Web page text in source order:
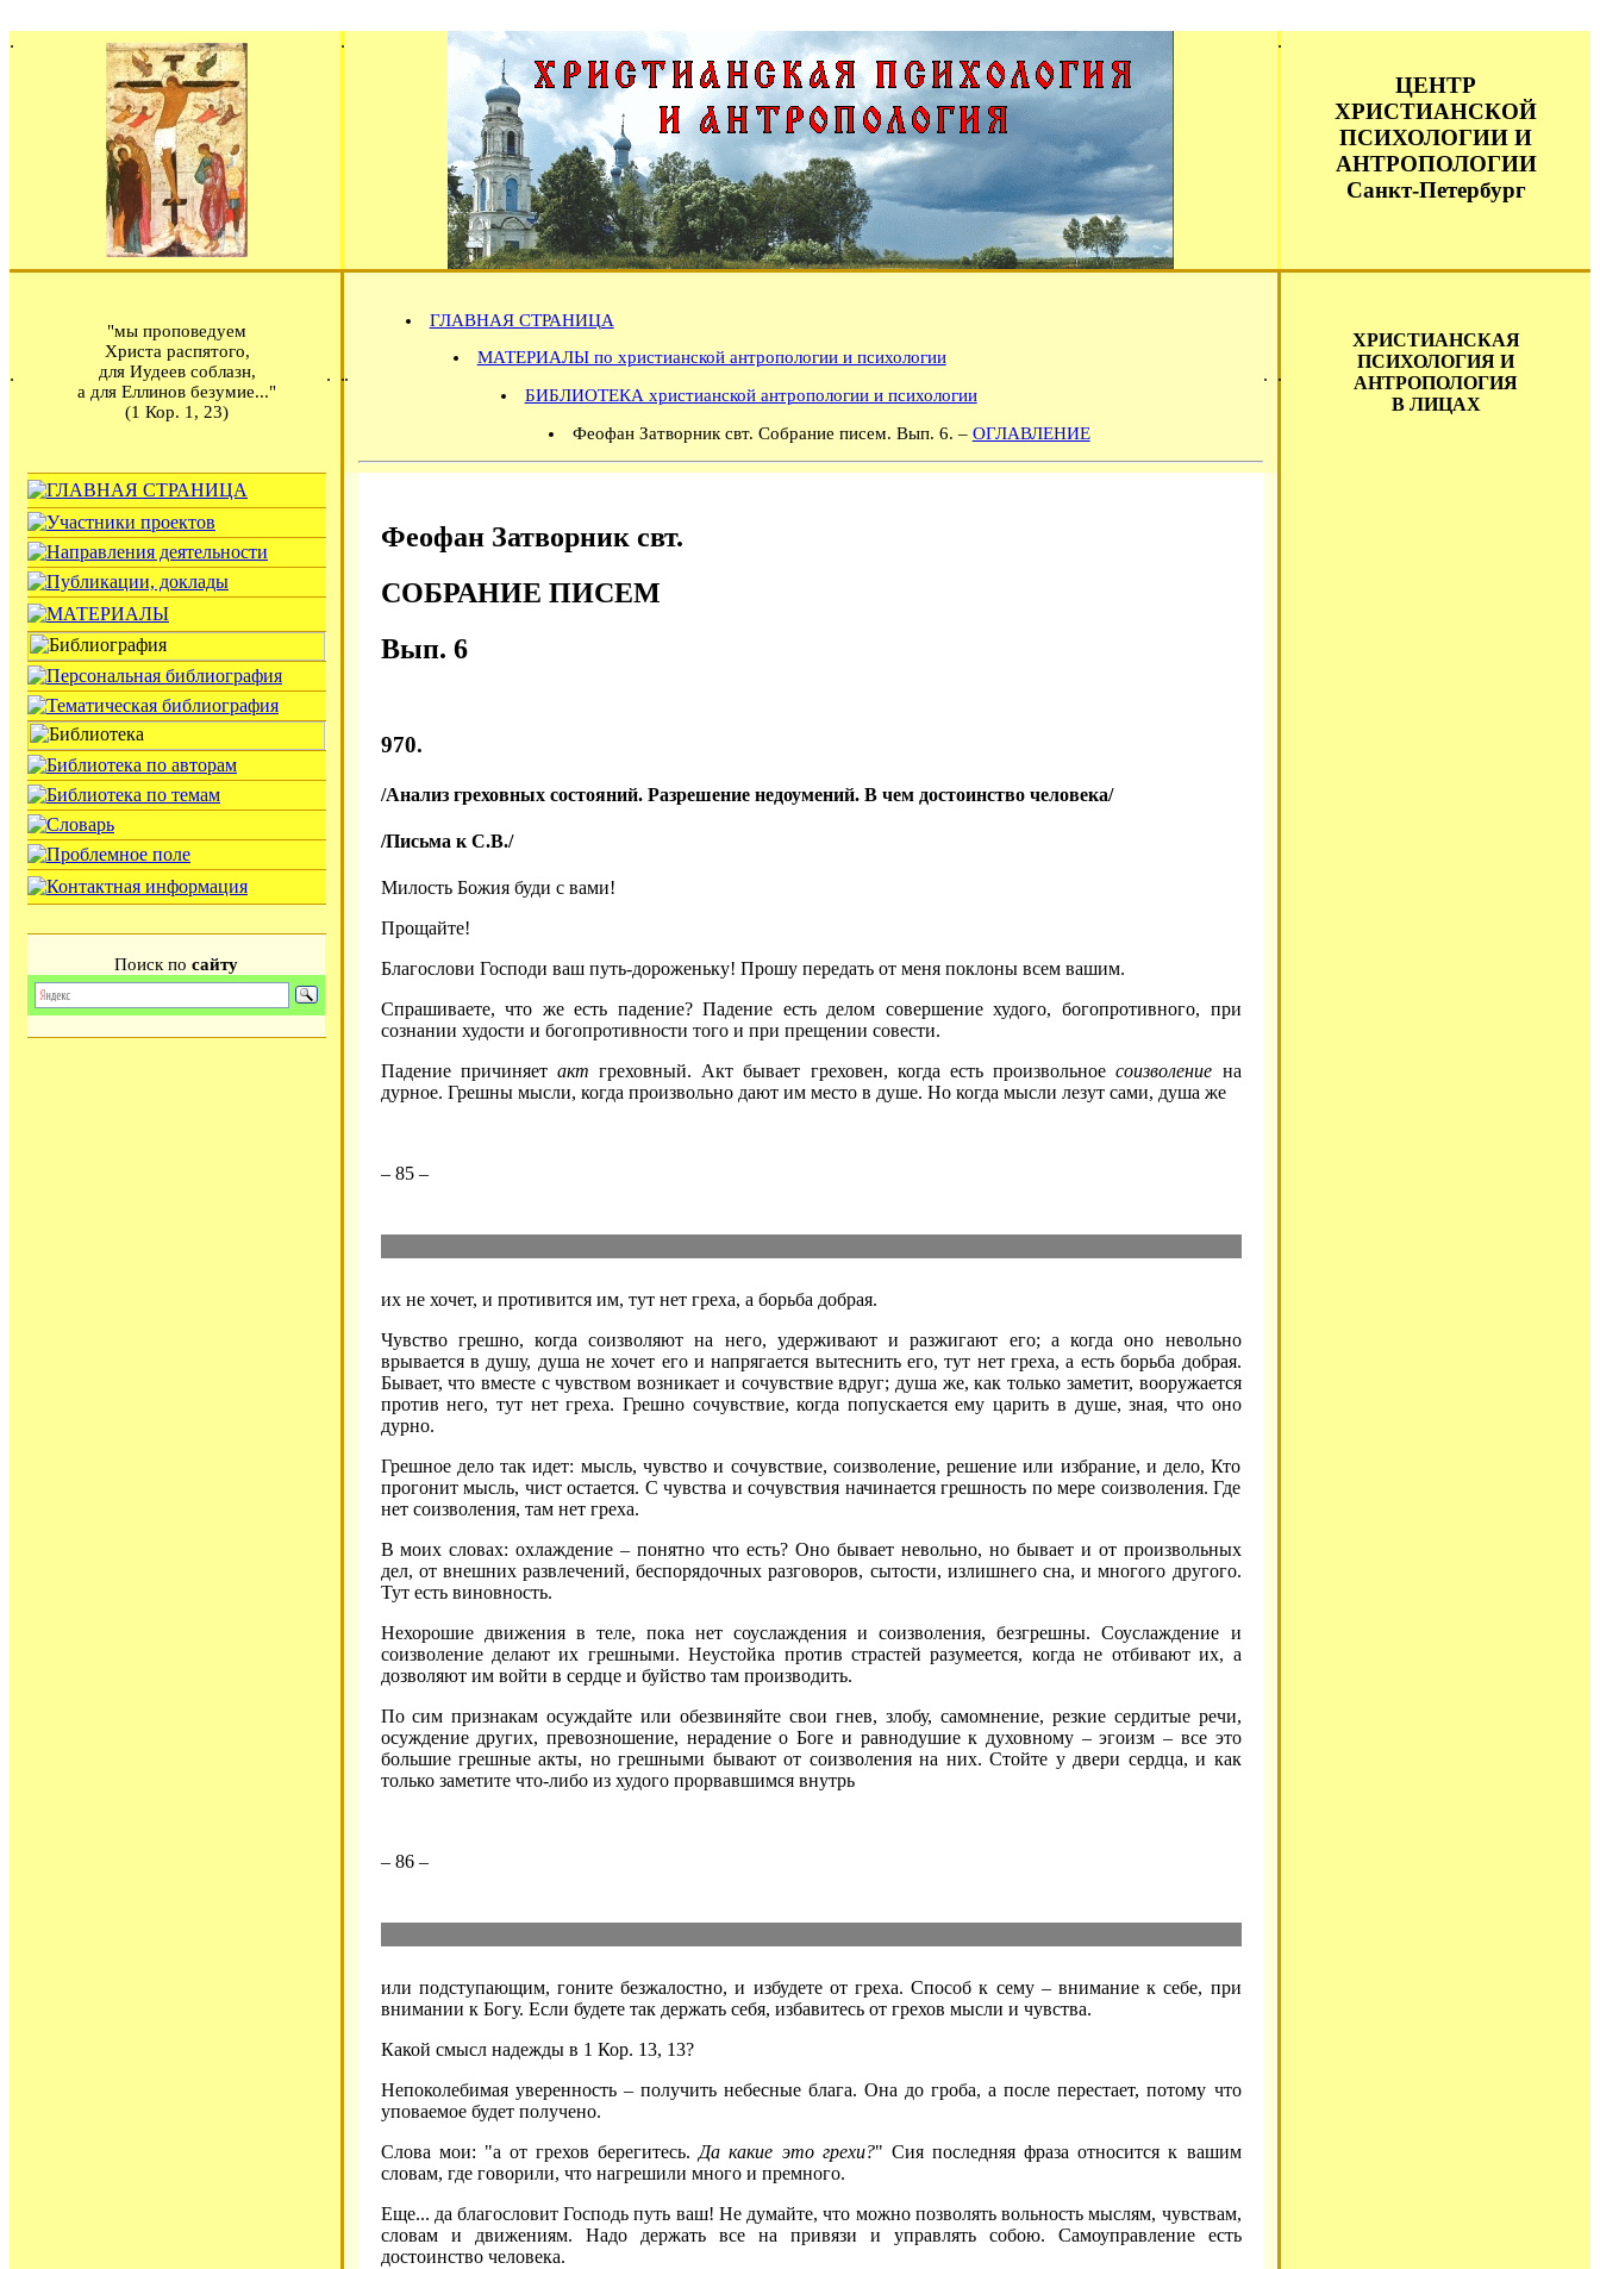
ЦЕНТР
ХРИСТИАНСКОЙ
ПСИХОЛОГИИ И
АНТРОПОЛОГИИ
Санкт-Петербург
"мы проповедуем
Христа распятого,
для Иудеев соблазн,
а для Еллинов безумие..."
(1 Кор. 1, 23)
ГЛАВНАЯ СТРАНИЦА
МАТЕРИАЛЫ по христианской антропологии и психологии
БИБЛИОТЕКА христианской антропологии и психологии
Феофан Затворник свт. Собрание писем. Вып. 6. – ОГЛАВЛЕНИЕ
ХРИСТИАНСКАЯ
ПСИХОЛОГИЯ И
АНТРОПОЛОГИЯ
В ЛИЦАХ
Поиск по сайту
Феофан Затворник свт.
СОБРАНИЕ ПИСЕМ
Вып. 6
970.
/Анализ греховных состояний. Разрешение недоумений. В чем достоинство человека/
/Письма к С.В./
Милость Божия буди с вами!
Прощайте!
Благослови Господи ваш путь-дороженьку! Прошу передать от меня поклоны всем вашим.
Спрашиваете, что же есть падение? Падение есть делом совершение худого, богопротивного, при
сознании худости и богопротивности того и при прещении совести.
Падение причиняет акт греховный. Акт бывает греховен, когда есть произвольноесоизволение на
дурное. Грешны мысли, когда произвольно дают им место в душе. Но когда мысли лезут сами, душа же
– 85 –
их не хочет, и противится им, тут нет греха, а борьба добрая.
Чувство грешно, когда соизволяют на него, удерживают и разжигают его; а когда оно невольно
врывается в душу, душа не хочет его и напрягается вытеснить его, тут нет греха, а есть борьба добрая.
Бывает, что вместе с чувством возникает и сочувствие вдруг; душа же, как только заметит, вооружается
против него, тут нет греха. Грешно сочувствие, когда попускается ему царить в душе, зная, что оно
дурно.
Грешное дело так идет: мысль, чувство и сочувствие, соизволение, решение или избрание, и дело, Кто
прогонит мысль, чист остается. С чувства и сочувствия начинается грешность по мере соизволения. Где
нет соизволения, там нет греха.
В моих словах: охлаждение – понятно что есть? Оно бывает невольно, но бывает и от произвольных
дел, от внешних развлечений, беспорядочных разговоров, сытости, излишнего сна, и многого другого.
Тут есть виновность.
Нехорошие движения в теле, пока нет соуслаждения и соизволения, безгрешны. Соуслаждение и
соизволение делают их грешными. Неустойка против страстей разумеется, когда не отбивают их, а
дозволяют им войти в сердце и буйство там производить.
По сим признакам осуждайте или обезвиняйте свои гнев, злобу, самомнение, резкие сердитые речи,
осуждение других, превозношение, нерадение о Боге и равнодушие к духовному – эгоизм – все это
большие грешные акты, но грешными бывают от соизволения на них. Стойте у двери сердца, и как
только заметите что-либо из худого прорвавшимся внутрь
– 86 –
или подступающим, гоните безжалостно, и избудете от греха. Способ к сему – внимание к себе, при
внимании к Богу. Если будете так держать себя, избавитесь от грехов мысли и чувства.
Какой смысл надежды в 1 Кор. 13, 13?
Непоколебимая уверенность – получить небесные блага. Она до гроба, а после перестает, потому что
уповаемое будет получено.
Слова мои: "а от грехов берегитесь. Да какие это грехи?" Сия последняя фраза относится к вашим
словам, где говорили, что нагрешили много и премного.
Еще... да благословит Господь путь ваш! Не думайте, что можно позволять вольность мыслям, чувствам,
словам и движениям. Надо держать все на привязи и управлять собою. Самоуправление есть
достоинство человека.